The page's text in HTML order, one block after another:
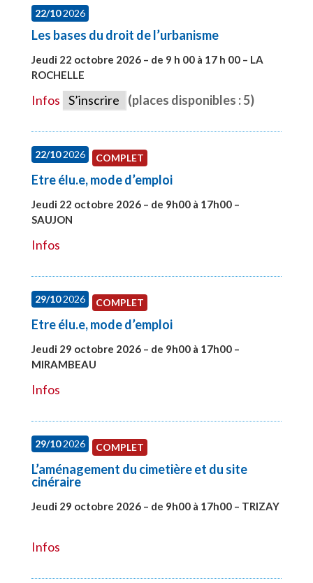
22/102026
Les bases du droit de l’urbanisme
Jeudi 22 octobre 2026 – de 9 h 00 à 17 h 00 – LA
ROCHELLE
Infos S’inscrire (places disponibles : 5)
22/102026 COMPLET
Etre élu.e, mode d’emploi
Jeudi 22 octobre 2026 – de 9h00 à 17h00 –
SAUJON
Infos
29/102026 COMPLET
Etre élu.e, mode d’emploi
Jeudi 29 octobre 2026 – de 9h00 à 17h00 –
MIRAMBEAU
Infos
29/102026 COMPLET
L’aménagement du cimetière et du site
cinéraire
Jeudi 29 octobre 2026 – de 9h00 à 17h00 – TRIZAY
Infos